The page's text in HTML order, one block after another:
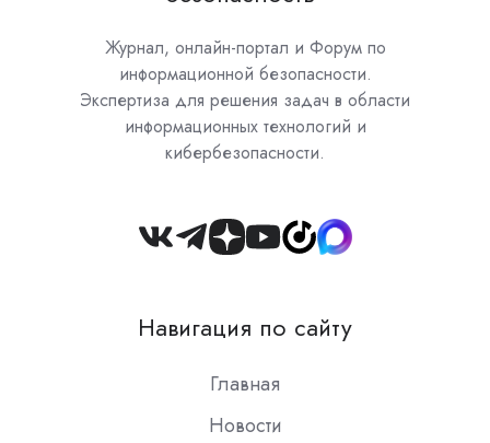
Журнал, онлайн-портал и Форум по
информационной безопасности.
Экспертиза для решения задач в области
информационных технологий и
кибербезопасности.
Join
Slack
Навигация по сайту
Главная
Новости